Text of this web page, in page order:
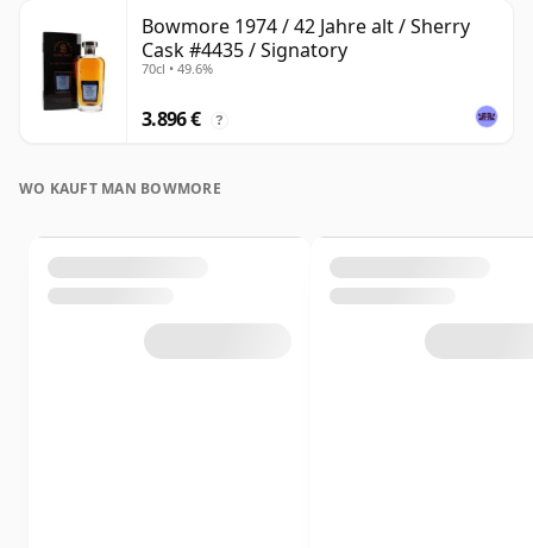
Bowmore 1974 / 42 Jahre alt / Sherry
Cask #4435 / Signatory
70cl • 49.6%
3.896 € ?
WO KAUFT MAN BOWMORE